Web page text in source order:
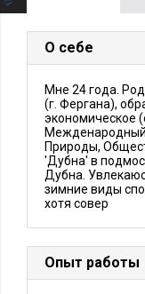
О себе
Мне 24 года.
(г. Фергана),
экономическое
Межденародный
Природы,
'Дубна' в
Дубна.
зимние виды
хотя совер
Опыт работы